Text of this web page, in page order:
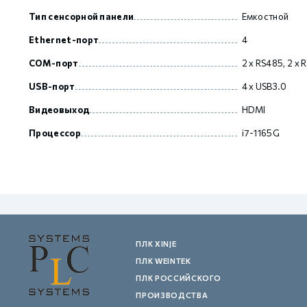
Тип сенсорной панели Емкостной
Ethernet-порт 4
COM-порт 2 х RS485, 2 х
USB-порт 4 х USB3.0
Видеовыход HDMI
Процессор i7-1165G
ПЛК XINJE
ПЛК WEINTEK
ПЛК РОССИЙСКОГО
ПРОИЗВОДСТВА
GCAN